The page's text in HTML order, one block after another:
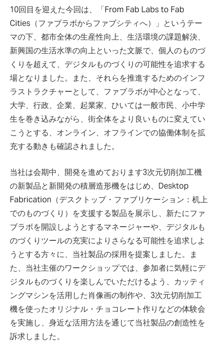
10回目を迎えた今回は、「From Fab Labs to Fab
Cities（ファブラボからファブシティへ）」というテー
マの下、都市全体の生産性向上、生活環境の課題解決、
新興国の生活水準の向上といった文脈で、個人のものづ
くりを超えて、デジタルものづくりの可能性を追求する
場となりました。また、それらを推進するためのインフ
ラストラクチャーとして、ファブラボが中心となって、
大学、行政、企業、起業家、ひいては一般市民、小中学
生を巻き込みながら、街全体をより良いものに変えてい
こうとする、オンライン、オフラインでの協働体制を拡
充する動きも確認されました。
当社は会期中、開発を進めております3次元切削加工機
の新製品と新開発の積層造形機をはじめ、Desktop
Fabrication（デスクトップ・ファブリケーション：机上
でのものづくり）を支援する製品を展示し、新たにファ
ブラボを開設しようとするマネージャーや、デジタルも
のづくりツールの充実によりさらなる可能性を追求しよ
うとする方々に、当社製品の採用を提案しました。ま
た、当社主催のワークショップでは、参加者に気軽にデ
ジタルものづくりを楽しんでいただけるよう、カッティ
ングマシンを活用した肖像画の制作や、3次元切削加工
機を使ったオリジナル・チョコレート作りなどの体験会
を実施し、身近な活用方法を通じて当社製品の創造性を
訴求しました。